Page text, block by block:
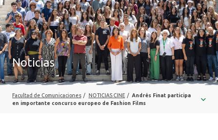
INICIO
SOBRE LA FACULTAD
CARRERAS
POSTGRADOS Y EDUCACIÓN CONTINUA
INVESTIGACIÓN
Noticias
Facultad de Comunicaciones / NOTICIAS CINE / Andrés Finat participa
en importante concurso europeo de Fashion Films